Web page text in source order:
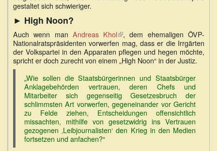
gestaltet sich schwieriger.
► High Noon?
Auch wenn man Andreas Khol(Link
ist
extern)
, dem ehemaligen ÖVP-
Nationalratspräsidenten vorwerfen mag, dass er die Irrgärten
der Volkspartei in den Apparaten pflegen und hegen möchte,
spricht er doch zurecht von einem „High Noon“ in der Justiz.
„Wie sollen die Staatsbürgerinnen und Staatsbürger
Anklagebehörden vertrauen, deren Chefs und
Mitarbeiter sich gegenseitig Gesetzesbruch der
schlimmsten Art vorwerfen, gegeneinander vor Gericht
zu Felde ziehen, Entscheidungen offensichtlich
missachten, mithilfe von gesetzwidrig ins Vertrauen
gezogenen ‚Leibjournalisten‘ den Krieg in den Medien
fortsetzen und anfachen?“